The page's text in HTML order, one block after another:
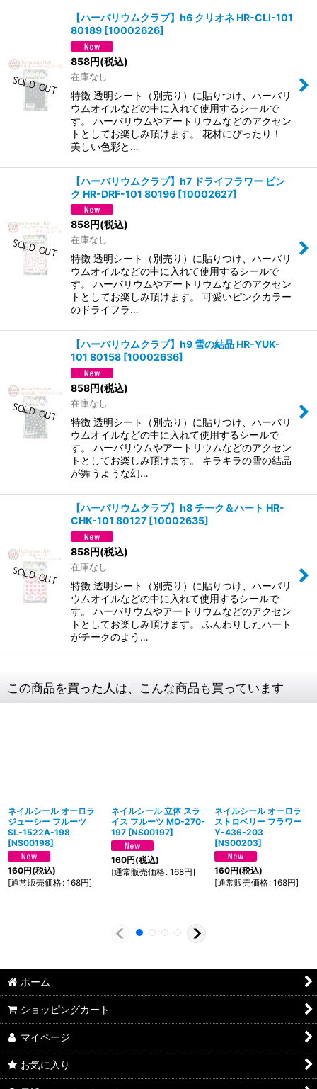
【ハーバリウムクラブ】h6 クリオネ HR-CLI-101
80189 [10002626]
858円(税込)
在庫なし
特徴 透明シート（別売り）に貼りつけ、ハーバリ
ウムオイルなどの中に入れて使用するシールで
す。 ハーバリウムやアートリウムなどのアクセン
トとしてお楽しみ頂けます。 花材にぴったり！
美しい色彩と…
【ハーバリウムクラブ】h7 ドライフラワー ピン
ク HR-DRF-101 80196 [10002627]
858円(税込)
在庫なし
特徴 透明シート（別売り）に貼りつけ、ハーバリ
ウムオイルなどの中に入れて使用するシールで
す。 ハーバリウムやアートリウムなどのアクセン
トとしてお楽しみ頂けます。 可愛いピンクカラー
のドライフラ…
【ハーバリウムクラブ】h9 雪の結晶 HR-YUK-
101 80158 [10002636]
858円(税込)
在庫なし
特徴 透明シート（別売り）に貼りつけ、ハーバリ
ウムオイルなどの中に入れて使用するシールで
す。 ハーバリウムやアートリウムなどのアクセン
トとしてお楽しみ頂けます。 キラキラの雪の結晶
が舞うような幻…
【ハーバリウムクラブ】h8 チーク＆ハート HR-
CHK-101 80127 [10002635]
858円(税込)
在庫なし
特徴 透明シート（別売り）に貼りつけ、ハーバリ
ウムオイルなどの中に入れて使用するシールで
す。 ハーバリウムやアートリウムなどのアクセン
トとしてお楽しみ頂けます。 ふんわりしたハート
がチークのよう…
この商品を買った人は、こんな商品も買っています
ネイルシール オーロラ
ジューシー フルーツ
SL-1522A-198
[NS00198]
160円(税込)
[通常販売価格: 168円]
ネイルシール 立体 スラ
イス フルーツ MO-270-
197 [NS00197]
160円(税込)
[通常販売価格: 168円]
ネイルシール オーロラ
ストロベリー フラワー
Y-436-203
[NS00203]
160円(税込)
[通常販売価格: 168円]
ホーム
ショッピングカート
マイページ
お気に入り